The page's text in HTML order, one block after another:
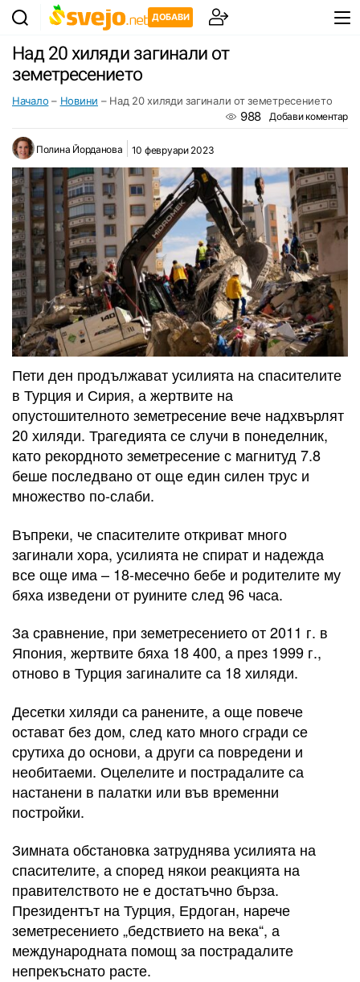
ДОБАВИ
Над 20 хиляди загинали от
земетресението
Начало – Новини – Над 20 хиляди загинали от земетресението
988 Добави коментар
Полина Йорданова 10 февруари 2023
Пети ден продължават усилията на спасителите
в Турция и Сирия, а жертвите на
опустошителното земетресение вече надхвърлят
20 хиляди. Трагедията се случи в понеделник,
като рекордното земетресение с магнитуд 7.8
беше последвано от още един силен трус и
множество по-слаби.
Въпреки, че спасителите откриват много
загинали хора, усилията не спират и надежда
все още има – 18-месечно бебе и родителите му
бяха изведени от руините след 96 часа.
За сравнение, при земетресението от 2011 г. в
Япония, жертвите бяха 18 400, а през 1999 г.,
отново в Турция загиналите са 18 хиляди.
Десетки хиляди са ранените, а още повече
остават без дом, след като много сгради се
срутиха до основи, а други са повредени и
необитаеми. Оцелелите и пострадалите са
настанени в палатки или във временни
постройки.
Зимната обстановка затруднява усилията на
спасителите, а според някои реакцията на
правителството не е достатъчно бърза.
Президентът на Турция, Ердоган, нарече
земетресението „бедствието на века“, а
международната помощ за пострадалите
непрекъснато расте.